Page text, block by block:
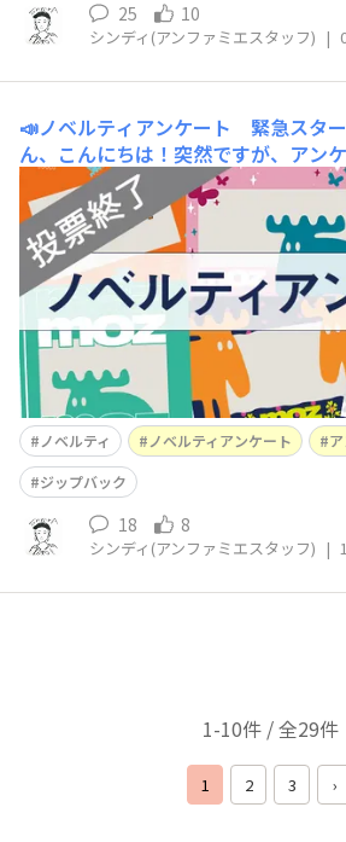
25 10
シンディ(アンファミエスタッフ) |
📣ノベルティアンケート 緊急スタ
ん、こんにちは！突然ですが、アン
いいたします！🙇新しいノベルティ
たいと考えています。ただ、色んな
って迷っています💦みなさんがもら
デザインが欲しいですか？？ぜひ、
い！！ こちらのアンケートは20
ノベルティ ノベルティアンケート
ジップバック
18 8
シンディ(アンファミエスタッフ) |
1-10件 / 全29件
1 2 3 ›